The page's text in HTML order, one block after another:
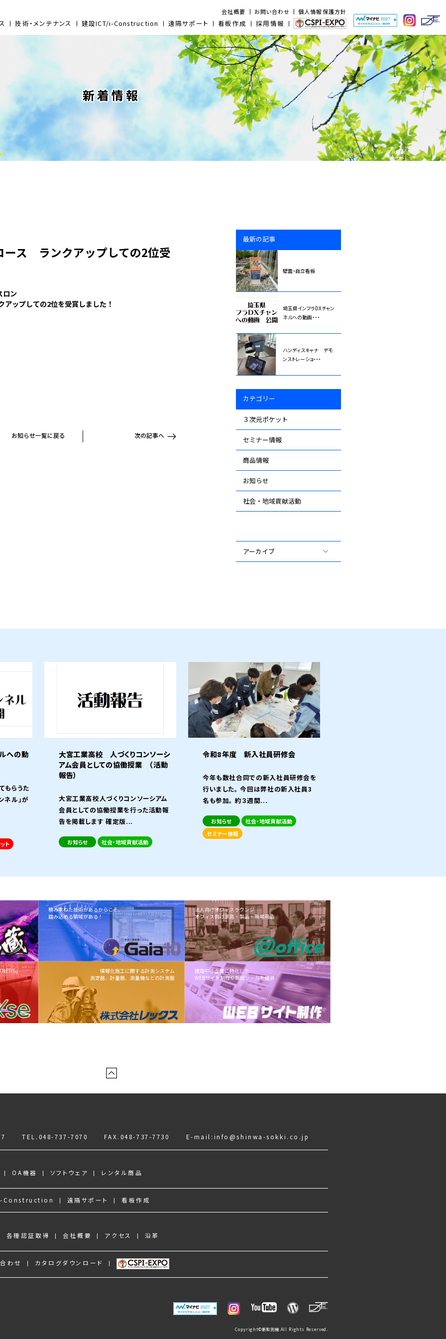
会社概要 お問い合わせ 個人情報保護方針
技術・メンテナンス 建設ICT/i-Construction 遠隔サポート 看板作成 採用情報
新着情報
ース ランクアップしての2位受
ロン
ップしての2位を受賞しました！
お知らせ一覧に戻る 次の記事へ
最新の記事
壁面・自立看板
埼玉県インフラDXチャン
ネルへの動画・・・
ハンディスキャナ デモ
ンストレーショ・・・
カテゴリー
３次元ポケット
セミナー情報
商品情報
お知らせ
社会・地域貢献活動
アーカイブ
への動
もらうた
ネル」が
ト
大宮工業高校 人づくりコンソーシ
アム会員としての協働授業 （活動
報告）
大宮工業高校人づくりコンソーシアム
会員としての協働授業を行った活動報
告を掲載します 確定版...
お知らせ 社会・地域貢献活動
令和8年度 新入社員研修会
今年も数社合同での新入社員研修会を
行いました。 今回は弊社の新入社員3
名も参加。 約３週間...
お知らせ
社会・地域貢献活動
セミナー情報
積み重ねた技術があるからこそ、
踏み込める領域がある！
法人向けオフィスラウンジ
オフィス向け家具・製品・現場用品
」
情報化施工に関する計測システム
測定器、計量器、測量機などの計測器
建設中小企業に特化した
WEBサイト制作や販促ツールを提供
TEL. 048-737-7070 FAX.048-737-7730 E-mail: info@shinwa-sokki.co.jp
OA機器 ソフトウェア レンタル商品
Construction 遠隔サポート 看板作成
各種認証取得 会社概要 アクセス 沿革
わせ カタログダウンロード
Copyright©新和測機.All Rights Reserved.